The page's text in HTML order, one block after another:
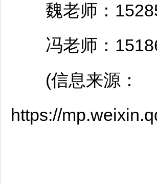
魏老师：
冯老师：
(信息来源：
https://